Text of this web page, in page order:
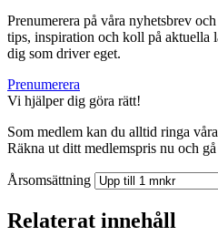
Prenumerera på våra nyhetsbrev
tips, inspiration och koll på aktuella
dig som driver eget.
Prenumerera
Vi hjälper dig göra rätt!
Som medlem kan du alltid ringa
Räkna ut ditt medlemspris nu och
Årsomsättning
Relaterat innehåll